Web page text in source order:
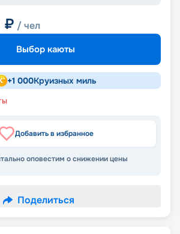
₽ / чел
Выбор каюты
+1 000Круизных миль
Добавить в избранное
оповестим о снижении цены
Поделиться